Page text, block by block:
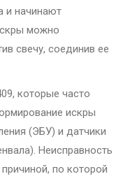
и начинают
можно
свечу, соединив ее
которые часто
искры
(ЭБУ) и датчики
Неисправность
по которой